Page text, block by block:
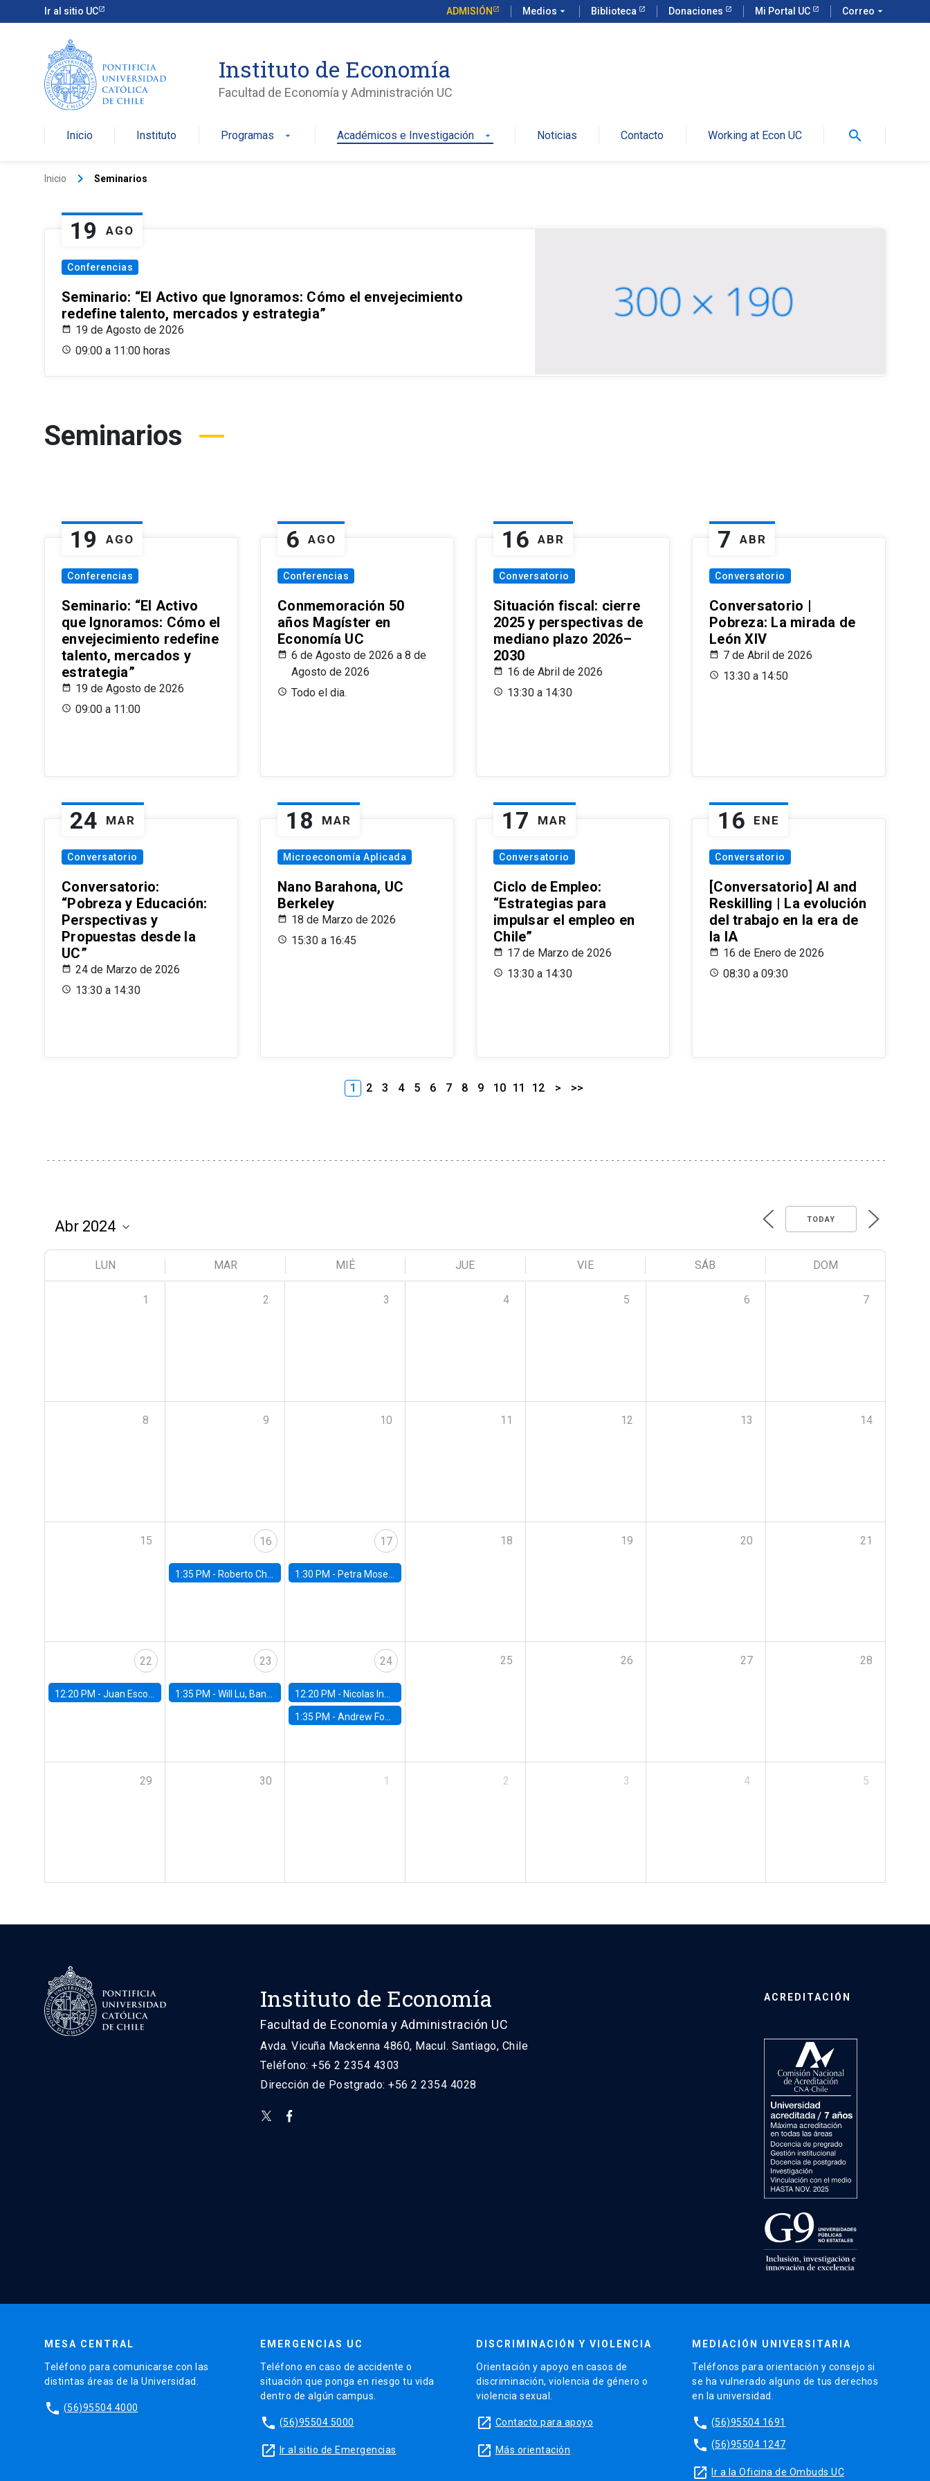
Ir al sitio UC ADMISIÓN Medios arrow_drop_down Biblioteca Donaciones Mi Portal UC Correo arrow_drop_down
Instituto de Economía
Facultad de Economía y Administración UC
Inicio Instituto Programas arrow_drop_down Académicos e Investigación arrow_drop_down Noticias Contacto Working at Econ UC search
Inicio keyboard_arrow_right Seminarios
19 AGO
Conferencias
Seminario: “El Activo que Ignoramos: Cómo el envejecimiento
redefine talento, mercados y estrategia”
19 de Agosto de 2026
09:00 a 11:00 horas
Seminarios
19 AGO
Conferencias
Seminario: “El Activo
que Ignoramos: Cómo el
envejecimiento redefine
talento, mercados y
estrategia”
19 de Agosto de 2026
09:00 a 11:00
6 AGO
Conferencias
Conmemoración 50
años Magíster en
Economía UC
6 de Agosto de 2026 a 8 de
Agosto de 2026
Todo el dia.
16 ABR
Conversatorio
Situación fiscal: cierre
2025 y perspectivas de
mediano plazo 2026–
2030
16 de Abril de 2026
13:30 a 14:30
7 ABR
Conversatorio
Conversatorio |
Pobreza: La mirada de
León XIV
7 de Abril de 2026
13:30 a 14:50
24 MAR
Conversatorio
Conversatorio:
“Pobreza y Educación:
Perspectivas y
Propuestas desde la
UC”
24 de Marzo de 2026
13:30 a 14:30
18 MAR
Microeconomía Aplicada
Nano Barahona, UC
Berkeley
18 de Marzo de 2026
15:30 a 16:45
17 MAR
Conversatorio
Ciclo de Empleo:
“Estrategias para
impulsar el empleo en
Chile”
17 de Marzo de 2026
13:30 a 14:30
16 ENE
Conversatorio
[Conversatorio] AI and
Reskilling | La evolución
del trabajo en la era de
la IA
16 de Enero de 2026
08:30 a 09:30
1 2 3 4 5 6 7 8 9 10 11 12 > >>
TODAY
LUN MAR MIÉ JUE VIE SÁB DOM
1 2 3 4 5 6 7
8 9 10 11 12 13 14
15 16
1:35 PM - Roberto Chang, Rutgers University
17
1:30 PM - Petra Moser, NYU Stern
18 19 20 21
22
12:20 PM - Juan Escobar, Universidad de Chile
23
1:35 PM - Will Lu, Banco Central de Chile
24
12:20 PM - Nicolas Inostroza, Rotman School of Management, University of Toronto
1:35 PM -Andrew Foster, Brown University
25 26 27 28
29 30 1 2 3 4 5
Instituto de Economía
Facultad de Economía y Administración UC
Avda. Vicuña Mackenna 4860, Macul. Santiago, Chile
Teléfono: +56 2 2354 4303
Dirección de Postgrado: +56 2 2354 4028
ACREDITACIÓN
MESA CENTRAL
Teléfono para comunicarse con las
distintas áreas de la Universidad.
phone (56)95504 4000
EMERGENCIAS UC
Teléfono en caso de accidente o
situación que ponga en riesgo tu vida
dentro de algún campus.
phone (56)95504 5000
launch Ir al sitio de Emergencias
DISCRIMINACIÓN Y VIOLENCIA
Orientación y apoyo en casos de
discriminación, violencia de género o
violencia sexual.
launch Contacto para apoyo
launch Más orientación
MEDIACIÓN UNIVERSITARIA
Teléfonos para orientación y consejo si
se ha vulnerado alguno de tus derechos
en la universidad.
phone (56)95504 1691
phone (56)95504 1247
launch Ir a la Oficina de Ombuds UC